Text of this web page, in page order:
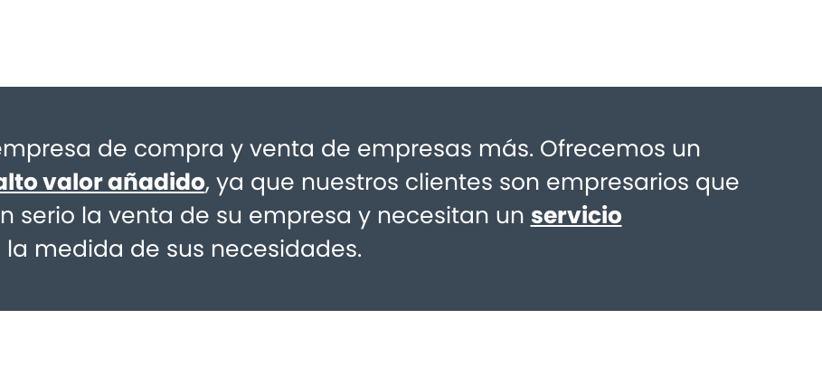
de compra y venta de empresas más. Ofrecemos un
valor añadido, ya que nuestros clientes son empresarios que
serio la venta de su empresa y necesitan un servicio
medida de sus necesidades.